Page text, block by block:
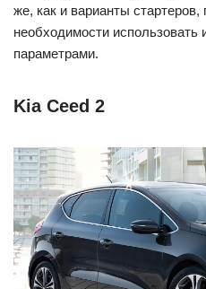
же, как и варианты
необходимости использовать
параметрами.
Kia Ceed 2